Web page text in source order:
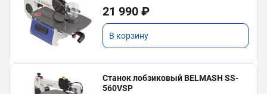
21 990 ₽
В корзину
Станок лобзиковый BELMASH SS-
560VSP